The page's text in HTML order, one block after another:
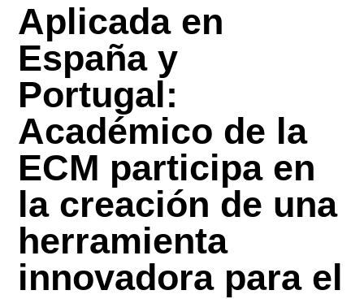
Aplicada en
España y
Portugal:
Académico de la
ECM participa en
la creación de una
herramienta
innovadora para el